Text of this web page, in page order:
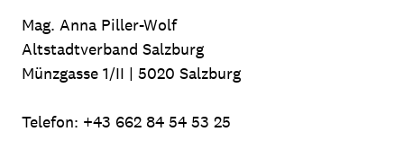
Mag. Anna Piller-Wolf
Altstadtverband Salzburg
Münzgasse 1/II | 5020 Salzburg
Telefon: +43 662 84 54 53 25